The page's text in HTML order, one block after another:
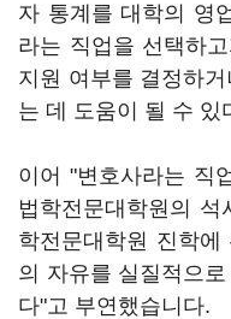
자 통계를 대학의 영
라는 직업을 선택하
지원 여부를 결정하
는 데 도움이 될 수 있
이어 "변호사라는 직
법학전문대학원의
학전문대학원 진학
의 자유를 실질적으
다"고 부연했습니다.